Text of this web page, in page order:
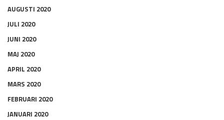
AUGUSTI 2020
JULI 2020
JUNI 2020
MAJ 2020
APRIL 2020
MARS 2020
FEBRUARI 2020
JANUARI 2020